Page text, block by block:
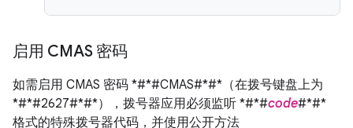
启用 CMAS 密码
如需启用 CMAS 密码 *#*#CMAS#*#*（在拨号键盘上为
*#*#2627#*#*），拨号器应用必须监听 *#*#code#*#*
格式的特殊拨号器代码，并使用公开方法